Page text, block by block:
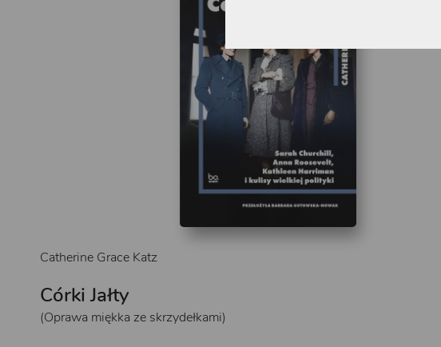
Catherine Grace Katz
Córki Jałty
(Oprawa miękka ze skrzydełkami)